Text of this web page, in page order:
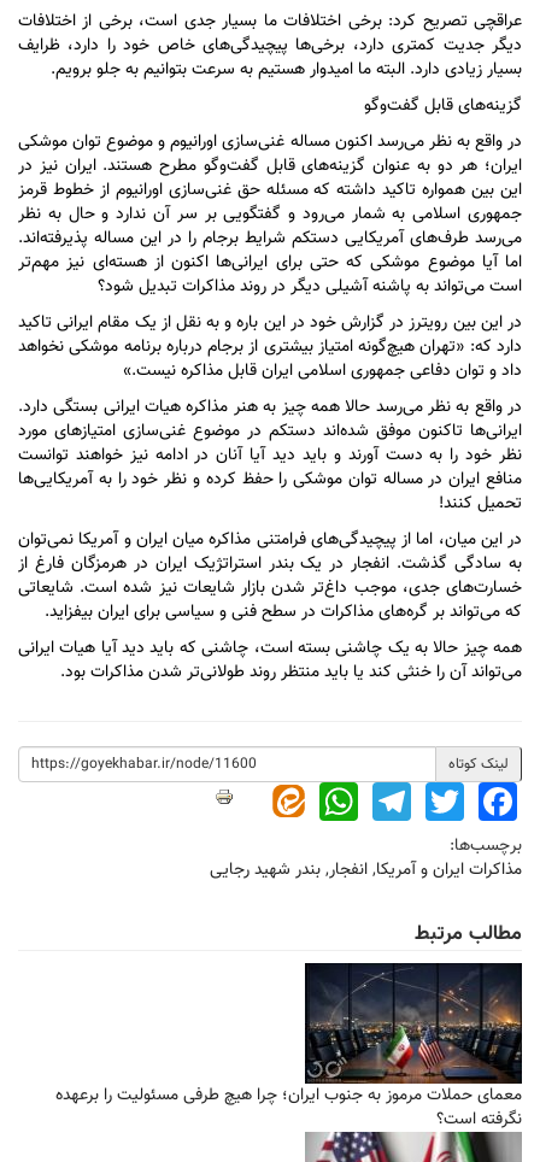
عراقچی تصریح کرد: برخی اختلافات ما بسیار جدی است، برخی از اختلافات
دیگر جدیت کمتری دارد، برخی‌ها پیچیدگی‌های خاص خود را دارد، ظرایف
بسیار زیادی دارد. البته ما امیدوار هستیم به سرعت بتوانیم به جلو برویم.
گزینه‌های قابل گفت‌و‌گو
در واقع به نظر می‌رسد اکنون مساله غنی‌سازی اورانیوم و موضوع توان موشکی
ایران؛ هر دو به عنوان گزینه‌های قابل گفت‌و‌گو مطرح هستند. ایران نیز در
این بین همواره تاکید داشته که مسئله حق غنی‌سازی اورانیوم از خطوط قرمز
جمهوری اسلامی به شمار می‌رود و گفتگویی بر سر آن ندارد و حال به نظر
می‌رسد طرف‌های آمریکایی دستکم شرایط برجام را در این مساله پذیرفته‌اند.
اما آیا موضوع موشکی که حتی برای ایرانی‌ها اکنون از هسته‌ای نیز مهم‌تر
است می‌تواند به پاشنه آشیلی دیگر در روند مذاکرات تبدیل شود؟
در این بین رویترز در گزارش خود در این باره و به نقل از یک مقام ایرانی تاکید
دارد که: «تهران هیچ‌گونه امتیاز بیشتری از برجام درباره برنامه موشکی نخواهد
داد و توان دفاعی جمهوری اسلامی ایران قابل مذاکره نیست.»
در واقع به نظر می‌رسد حالا همه چیز به هنر مذاکره هیات ایرانی بستگی دارد.
ایرانی‌ها تاکنون موفق شده‌اند دستکم در موضوع غنی‌سازی امتیاز‌های مورد
نظر خود را به دست آورند و باید دید آیا آنان در ادامه نیز خواهند توانست
منافع ایران در مساله توان موشکی را حفظ کرده و نظر خود را به آمریکایی‌ها
تحمیل کنند!
در این میان، اما از پیچیدگی‌های فرامتنی مذاکره میان ایران و آمریکا نمی‌توان
به سادگی گذشت. انفجار در یک بندر استراتژیک ایران در هرمزگان فارغ از
خسارت‌های جدی، موجب داغ‌تر شدن بازار شایعات نیز شده است. شایعاتی
که می‌تواند بر گره‌های مذاکرات در سطح فنی و سیاسی برای ایران بیفزاید.
همه چیز حالا به یک چاشنی بسته است، چاشنی که باید دید آیا هیات ایرانی
می‌تواند آن را خنثی کند یا باید منتظر روند طولانی‌تر شدن مذاکرات بود.
لینک کوتاه
Facebook
Twitter
Telegram
WhatsApp
برچسب‌ها:
مذاکرات ایران و آمریکا,انفجار,بندر شهید رجایی
مطالب مرتبط
معمای حملات مرموز به جنوب ایران؛ چرا هیچ طرفی مسئولیت را برعهده
نگرفته است؟